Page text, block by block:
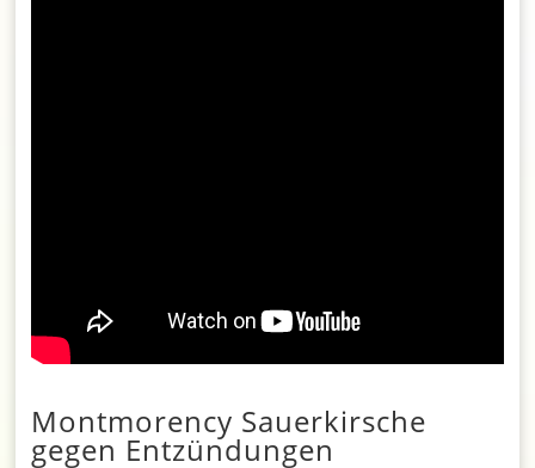
Montmorency Sauerkirsche
gegen Entzündungen